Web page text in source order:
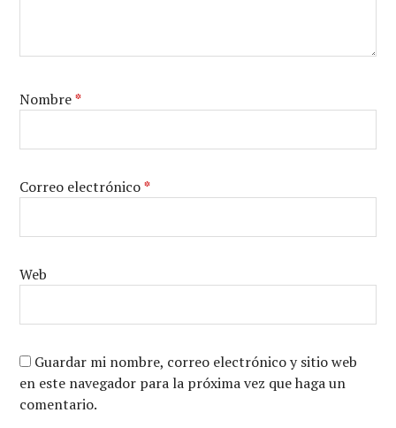
Nombre*
Correo electrónico*
Web
Guardar mi nombre, correo electrónico y sitio web
en este navegador para la próxima vez que haga un
comentario.